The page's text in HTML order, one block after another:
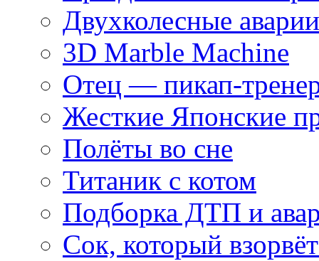
Двухколесные
3D Marble Machine
Отец — пикап-
Жесткие Японские
Полёты во сне
Титаник с котом
Подборка ДТП и
Сок, который